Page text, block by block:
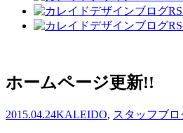
ホームページ更新!!
2015.04.24KALEIDO, スタッフブロ